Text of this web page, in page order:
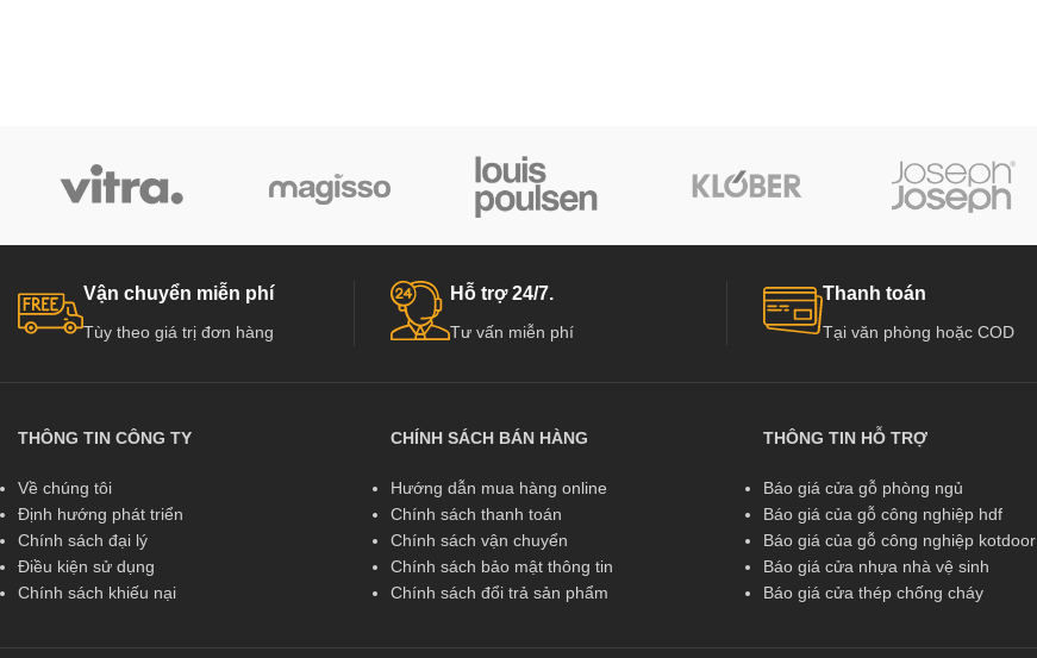
Vận chuyển miễn phí
Tùy theo giá trị đơn hàng
Hỗ trợ 24/7.
Tư vấn miễn phí
Thanh toán
Tại văn phòng hoặc COD
THÔNG TIN CÔNG TY
Về chúng tôi
Định hướng phát triển
Chính sách đại lý
Điều kiện sử dụng
Chính sách khiếu nại
CHÍNH SÁCH BÁN HÀNG
Hướng dẫn mua hàng online
Chính sách thanh toán
Chính sách vận chuyển
Chính sách bảo mật thông tin
Chính sách đổi trả sản phẩm
THÔNG TIN HỖ TRỢ
Báo giá cửa gỗ phòng ngủ
Báo giá của gỗ công nghiệp hdf
Báo giá của gỗ công nghiệp kotdoor
Báo giá cửa nhựa nhà vệ sinh
Báo giá cửa thép chống cháy